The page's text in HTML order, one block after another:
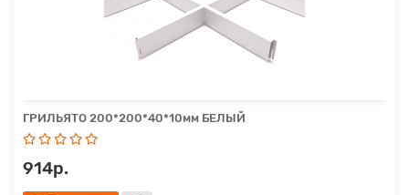
ГРИЛЬЯТО 200*200*40*10мм БЕЛЫЙ
914р.